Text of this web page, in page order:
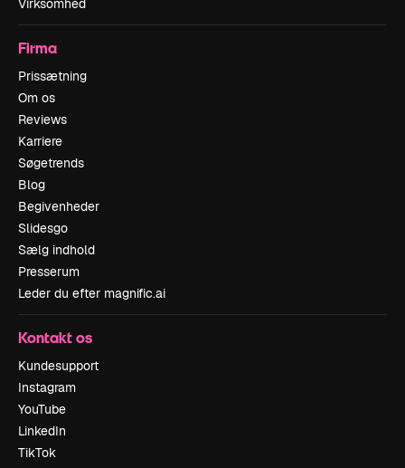
Virksomhed
Firma
Prissætning
Om os
Reviews
Karriere
Søgetrends
Blog
Begivenheder
Slidesgo
Sælg indhold
Presserum
Leder du efter magnific.ai
Kontakt os
Kundesupport
Instagram
YouTube
LinkedIn
TikTok